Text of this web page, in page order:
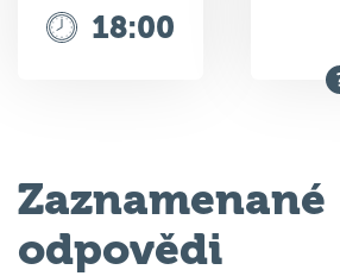
18:00
Zaznamenané
odpovědi